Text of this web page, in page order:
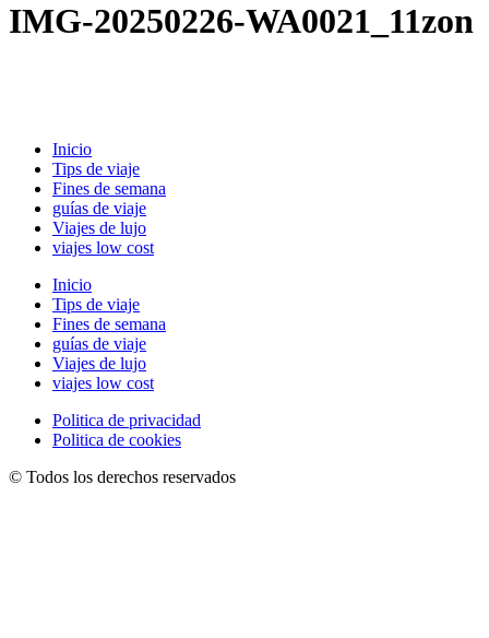
IMG-20250226-WA0021_11zon
Inicio
Tips de viaje
Fines de semana
guías de viaje
Viajes de lujo
viajes low cost
Inicio
Tips de viaje
Fines de semana
guías de viaje
Viajes de lujo
viajes low cost
Politica de privacidad
Politica de cookies
© Todos los derechos reservados